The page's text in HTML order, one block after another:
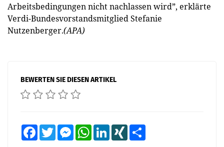
Arbeitsbedingungen nicht nachlassen wird”, erklärte
Verdi-Bundesvorstandsmitglied Stefanie
Nutzenberger.(APA)
BEWERTEN SIE DIESEN ARTIKEL
FacebookTwitter MessengerWhatsAppLinkedInXING